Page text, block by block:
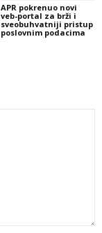
APR pokrenuo novi
veb-portal za brži i
sveobuhvatniji pristup
poslovnim podacima